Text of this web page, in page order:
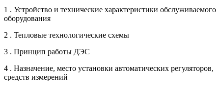
1 . Устройство и технические характеристики обслуживаемого
оборудования
2 . Тепловые технологические схемы
3 . Принцип работы ДЭС
4 . Назначение, место установки автоматических регуляторов,
средств измерений